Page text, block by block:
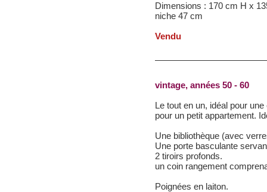
Dimensions : 170 cm H x
niche 47 cm
Vendu
vintage, années 50 - 60
Le tout en un, idéal pour
pour un petit appartement.
Une bibliothèque (avec
Une porte basculante
2 tiroirs profonds.
un coin rangement
Poignées en laiton.